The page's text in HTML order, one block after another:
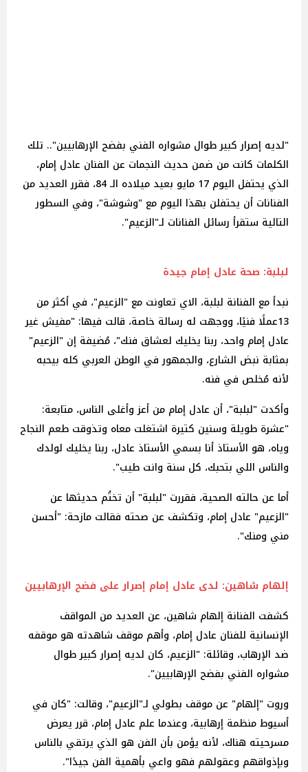
"لديه إصرار كبير طوال مشواره الفني بفضح الإرهابيين".. تلك
الكلمات كانت من ضمن حديث النجمات عن الفنان عادل إمام،
الذي يحتفل اليوم 17 مايو بعيد ميلاده الـ 84، فقرر العديد من
الفنانات أن يحتفلن بهذا اليوم مع "وشوشة"، وفي السطور
التالية ستقرأ رسائل الفنانات لـ"الزعيم".
لبلبة: صحة عادل إمام جيدة
نبدأ مع الفنانة لبلبة، الاي تعاونت مع "الزعيم"، في أكثر من
13عملًا فنيًا، ووجهت له رسالة خاصة، قالت فيها: "مفيش غير
عادل إمام واحد، ربنا يخليك لعشاق فنك"، مُضيفة إن "الزعيم"
بمثابة نبض الشارع، والجمهور في الوطن العربي كله بيحبه
لأنه مُخلص في فنه.
وأكدت "لبلبة"، أن عادل إمام من أعز وأغلى الناس، متابعة:
"عشرة طويلة وسنين كتيرة اشتغلت معاه وتذوقت طعم النجاح
وياه، هو الأستاذ أنا بسمي الأستاذ عادل، ربنا يخليك لولدك
والناس اللي بتحبك، كل سنة وانت طيب".
أما عن حالته الصحية، فقررت "لبلبة" أن تختُم حديثها عن
"الزعيم" عادل إمام، وتكشف عن صحته فقالت مازحة: "أحسن
مني ومنك".
إلهام شاهين: لدى عادل إمام إصرار على فضح الإرهابيين
كشفت الفنانة إلهام شاهين، عن العديد من المواقف
الإنسانية للفنان عادل إمام، وأهم موقف شاهدته هو موقفه
ضد الإرهاب، وقائلة: "الزعيم، كان لديه إصرار كبير طوال
مشواره الفني بفضح الإرهابيين".
وروت "إلهام" عن موقف بطولي لـ"الزعيم"، وقالت: "كان في
أسيوط منظمة إرهابية، وعندما علم عادل إمام، قرر يعرض
مسرحيته هناك، لأنه يؤمن بأن الفن هو الذي يرتقي بالناس
وبإذواقهم وعقولهم فهو واعي بأهمية الفن جيدًا".